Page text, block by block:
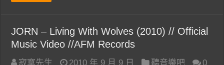
JORN – Living With Wolves (2010) // Official
Music Video //AFM Records
寂寞先生 2010 年 9 月 9 日 聽音樂吧 0